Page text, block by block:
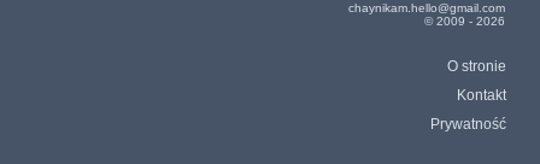
chaynikam.hello@gmail.com
© 2009 - 2026
O stronie
Kontakt
Prywatność